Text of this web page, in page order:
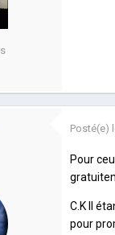
Posté(e)
Pour
C.K II
pour